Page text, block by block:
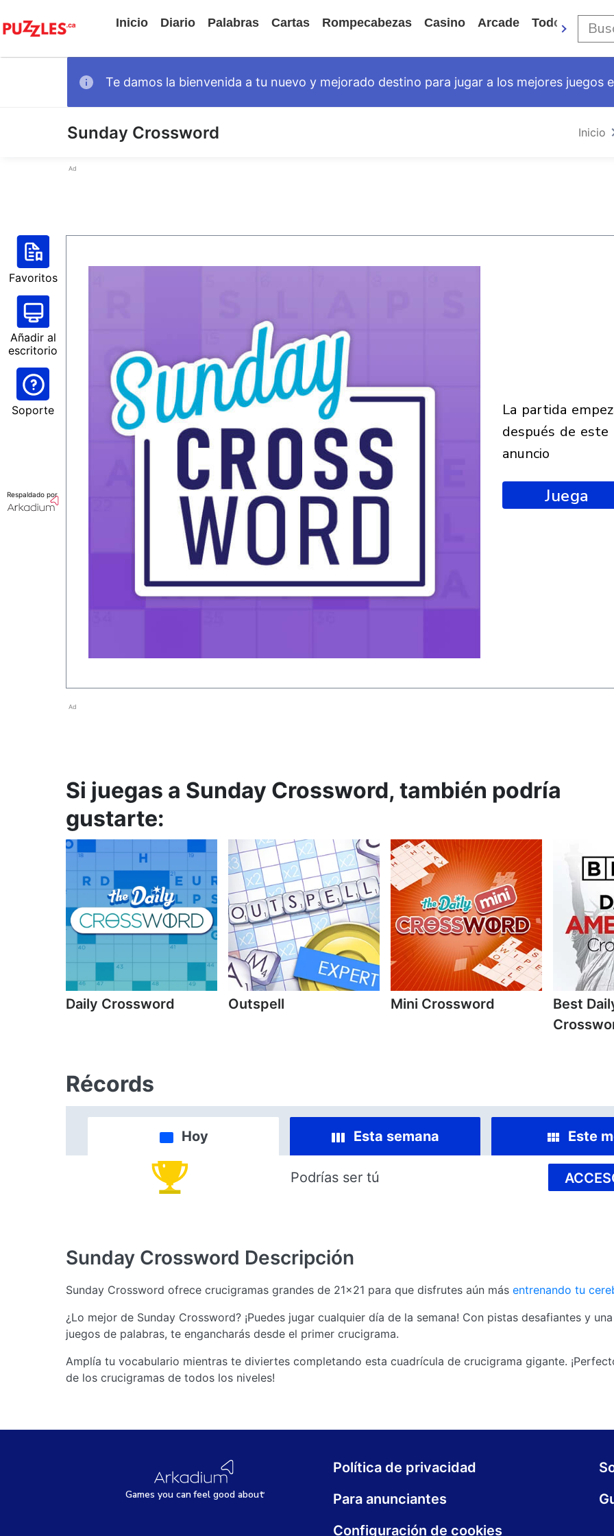
Inicio Diario Palabras Cartas Rompecabezas Casino Arcade Todos Los
Te damos la bienvenida a tu nuevo y mejorado destino para jugar a los mejores juegos
Sunday Crossword Inicio
Ad
Favoritos
Añadir al
escritorio
Soporte
Respaldado por
la partida empezará
después de este
anuncio
Juega
Ad
Si juegas a Sunday Crossword, también podría
gustarte:
Daily Crossword Outspell Mini Crossword
Best
Récords
Hoy Esta semana Este
Podrías ser tú
Sunday Crossword Descripción
Sunday Crossword ofrece crucigramas grandes de 21x21 para que disfrutes aún más entrenando tu
¿Lo mejor de Sunday Crossword? ¡Puedes jugar cualquier día de la semana! Con pistas desafiantes y
juegos de palabras, te engancharás desde el primer crucigrama.
Amplía tu vocabulario mientras te diviertes completando esta cuadrícula de crucigrama gigante.
de los crucigramas de todos los niveles!
Games you canfeel good about
Política de privacidad
Para anunciantes
Configuración de cookies